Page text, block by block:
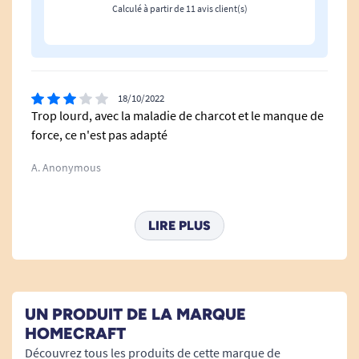
Calculé à partir de 11 avis client(s)
18/10/2022
Trop lourd, avec la maladie de charcot et le manque de
force, ce n'est pas adapté
A. Anonymous
14/02/2022
Bon produit mais qui ne coupe pas énormément. Il est
possible d'éguiser la lame soi-même.
A. Anonymous
21/12/2021
LIRE PLUS
UN PRODUIT DE LA MARQUE
HOMECRAFT
Découvrez tous les produits de cette marque de